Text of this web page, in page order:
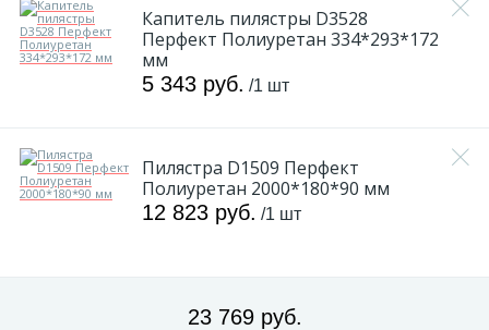
Капитель пилястры D3528
Перфект Полиуретан 334*293*172
мм
5 343 руб. /1 шт
Пилястра D1509 Перфект
Полиуретан 2000*180*90 мм
12 823 руб. /1 шт
23 769 руб.